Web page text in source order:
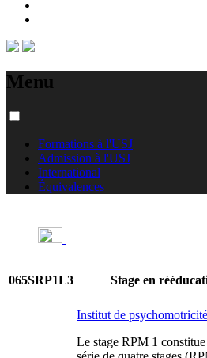
Menu
Formations à l'USJ
Admission à l'USJ
International
Équivalences
065SRP1L3 Stage en
Institut de psychomotricité
Le stage RPM 1